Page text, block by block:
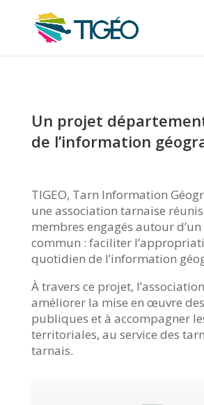
Un projet
de l’information
TIGEO, Tarn Information
une association tarnaise
membres engagés autour
commun : faciliter
quotidien de l’information
À travers ce projet,
améliorer la mise en œuvre
publiques et à accompagner
territoriales, au service des
tarnais.